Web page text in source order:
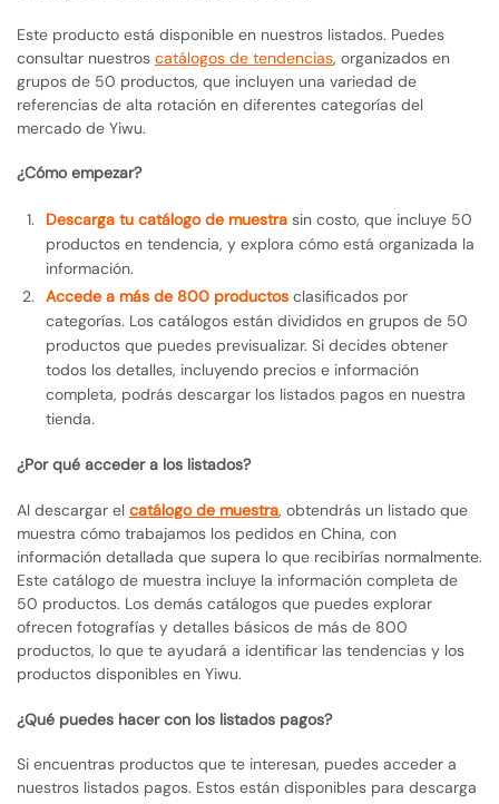
Este producto está disponible en nuestros listados. Puedes
consultar nuestros catálogos de tendencias, organizados en
grupos de 50 productos, que incluyen una variedad de
referencias de alta rotación en diferentes categorías del
mercado de Yiwu.
¿Cómo empezar?
Descarga tu catálogo de muestra sin costo, que incluye 50
productos en tendencia, y explora cómo está organizada la
información.
Accede a más de 800 productos clasificados por
categorías. Los catálogos están divididos en grupos de 50
productos que puedes previsualizar. Si decides obtener
todos los detalles, incluyendo precios e información
completa, podrás descargar los listados pagos en nuestra
tienda.
¿Por qué acceder a los listados?
Al descargar el catálogo de muestra, obtendrás un listado que
muestra cómo trabajamos los pedidos en China, con
información detallada que supera lo que recibirías normalmente.
Este catálogo de muestra incluye la información completa de
50 productos. Los demás catálogos que puedes explorar
ofrecen fotografías y detalles básicos de más de 800
productos, lo que te ayudará a identificar las tendencias y los
productos disponibles en Yiwu.
¿Qué puedes hacer con los listados pagos?
Si encuentras productos que te interesan, puedes acceder a
nuestros listados pagos. Estos están disponibles para descarga